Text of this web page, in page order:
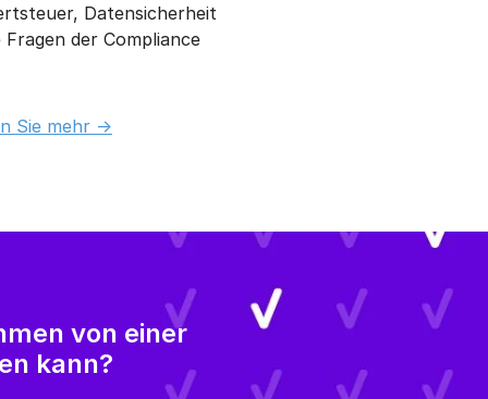
und
Datensicherheit
der Compliance
von einer